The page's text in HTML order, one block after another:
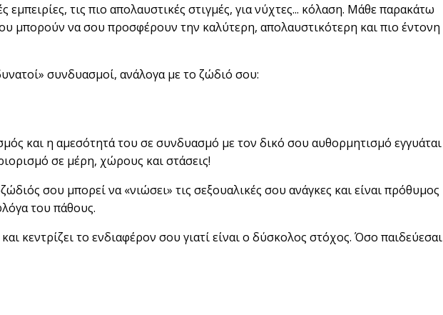
τις πιο απολαυστικές στιγμές, για νύχτες... κόλαση. Μάθε παρακάτω
μπορούν να σου προσφέρουν την καλύτερη, απολαυστικότερη και πιο έντονη
συνδυασμοί, ανάλογα με το ζώδιό σου:
και η αμεσότητά του σε συνδυασμό με τον δικό σου αυθορμητισμό εγγυάται
σε μέρη, χώρους και στάσεις!
σου μπορεί να «νιώσει» τις σεξουαλικές σου ανάγκες και είναι πρόθυμος
του πάθους.
κεντρίζει το ενδιαφέρον σου γιατί είναι ο δύσκολος στόχος. Όσο παιδεύεσαι